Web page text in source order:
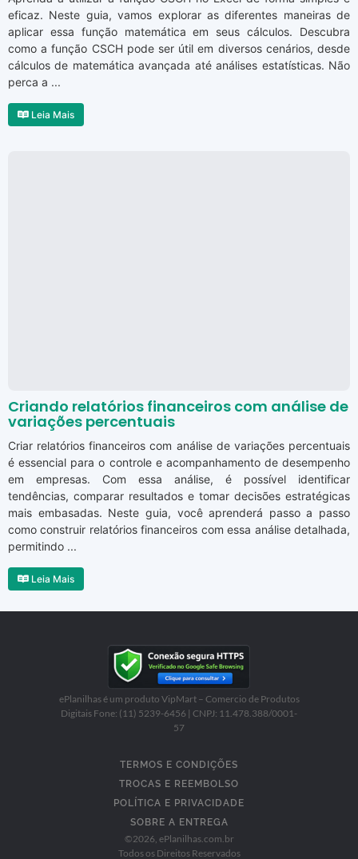
eficaz. Neste guia, vamos explorar as diferentes maneiras de
aplicar essa função matemática em seus cálculos. Descubra
como a função CSCH pode ser útil em diversos cenários, desde
cálculos de matemática avançada até análises estatísticas. Não
perca a ...
Leia Mais
Criando relatórios financeiros com análise de
variações percentuais
Criar relatórios financeiros com análise de variações percentuais
é essencial para o controle e acompanhamento de desempenho
em empresas. Com essa análise, é possível identificar
tendências, comparar resultados e tomar decisões estratégicas
mais embasadas. Neste guia, você aprenderá passo a passo
como construir relatórios financeiros com essa análise detalhada,
permitindo ...
Leia Mais
ePlanilhas é um produto VipMart – Comercio de Produtos
Digitais Fone: (11) 5239-6456 | CNPJ: 11.478.388/0001-
57
TERMOS E CONDIÇÕES
TROCAS E REEMBOLSO
POLÍTICA E PRIVACIDADE
SOBRE A ENTREGA
©2026 , ePlanilhas.com.br
Todos os Direitos Reservados